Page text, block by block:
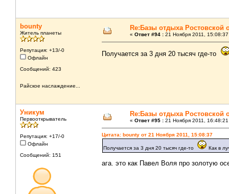
bounty
Житель планеты
Репутация: +13/-0
Офлайн
Сообщений: 423
Райское наслаждение...
Re:Базы отдыха Ростовской
« Ответ #94 : 21 Ноября 2011,
Получается за 3 дня 20 тысяч где-то
Уникум
Первооткрыватель
Репутация: +17/-0
Офлайн
Сообщений: 151
Re:Базы отдыха Ростовской
« Ответ #95 : 21 Ноября 2011,
Цитата: bounty от 21 Ноября 2011, 15:08:37
Получается за 3 дня 20 тысяч где-то Как в
ага. это как Павел Воля про золотую